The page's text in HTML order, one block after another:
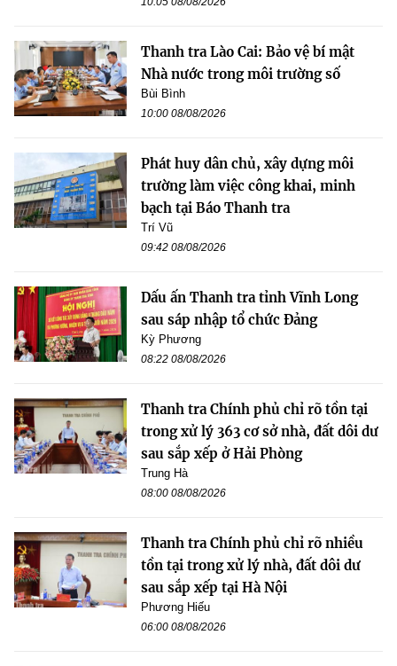
Thanh tra Lào Cai: Bảo vệ bí mật
Nhà nước trong môi trường số
Bùi Bình
10:00 08/08/2026
Phát huy dân chủ, xây dựng môi
trường làm việc công khai, minh
bạch tại Báo Thanh tra
Trí Vũ
09:42 08/08/2026
Dấu ấn Thanh tra tỉnh Vĩnh Long
sau sáp nhập tổ chức Đảng
Kỳ Phương
08:22 08/08/2026
Thanh tra Chính phủ chỉ rõ tồn tại
trong xử lý 363 cơ sở nhà, đất dôi dư
sau sắp xếp ở Hải Phòng
Trung Hà
08:00 08/08/2026
Thanh tra Chính phủ chỉ rõ nhiều
tồn tại trong xử lý nhà, đất dôi dư
sau sắp xếp tại Hà Nội
Phương Hiếu
06:00 08/08/2026